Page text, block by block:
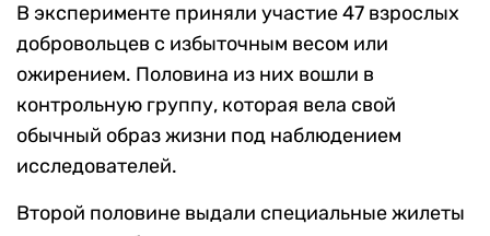
В эксперименте приняли участие 47 взрослых
добровольцев с избыточным весом или
ожирением. Половина из них вошли в
контрольную группу, которая вела свой
обычный образ жизни под наблюдением
исследователей.
Второй половине выдали специальные жилеты